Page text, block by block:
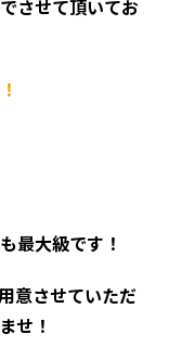
させて頂いてお
最大級です！
意させていただ
せ！